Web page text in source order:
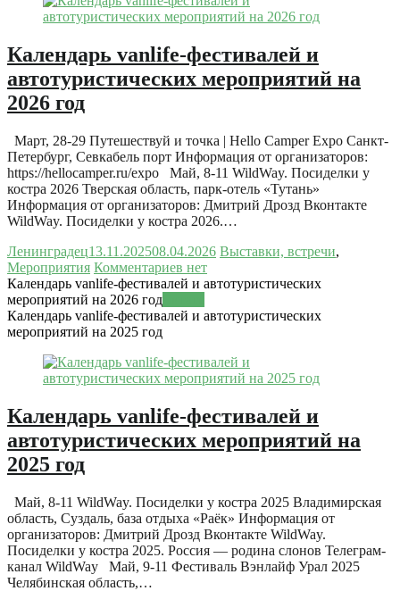
Календарь vanlife-фестивалей и
автотуристических мероприятий на
2026 год
Март, 28-29 Путешествуй и точка | Hello Camper Expo Санкт-
Петербург, Севкабель порт Информация от организаторов:
https://hellocamper.ru/expo Май, 8-11 WildWay. Посиделки у
костра 2026 Тверская область, парк-отель «Тутань»
Информация от организаторов: Дмитрий Дрозд Вконтакте
WildWay. Посиделки у костра 2026.…
Ленинградец13.11.202508.04.2026 Выставки, встречи,
Мероприятия Комментариев нет
Календарь vanlife-фестивалей и автотуристических
мероприятий на 2026 год
Календарь vanlife-фестивалей и автотуристических
мероприятий на 2025 год
Календарь vanlife-фестивалей и
автотуристических мероприятий на
2025 год
Май, 8-11 WildWay. Посиделки у костра 2025 Владимирская
область, Суздаль, база отдыха «Раёк» Информация от
организаторов: Дмитрий Дрозд Вконтакте WildWay.
Посиделки у костра 2025. Россия — родина слонов Телеграм-
канал WildWay Май, 9-11 Фестиваль Вэнлайф Урал 2025
Челябинская область,…